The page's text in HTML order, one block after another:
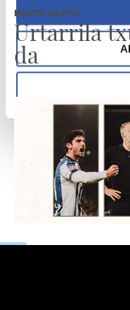
PARTE HARTU
Urtarrila
da